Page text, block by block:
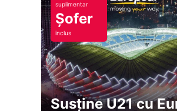
suplimentar
Șofer
inclus
Susține U21 cu